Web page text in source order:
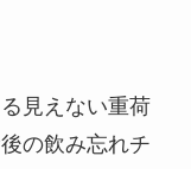
見えない重荷
の飲み忘れチ